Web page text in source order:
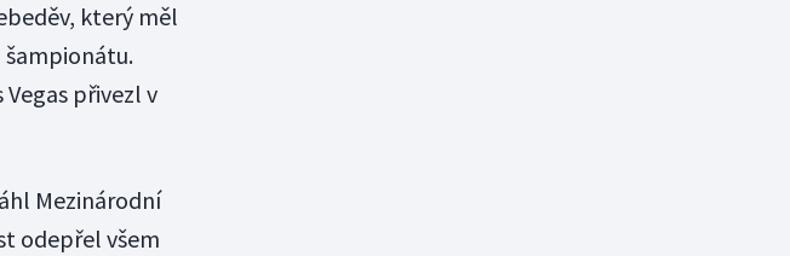
který měl
přivezl v
Mezinárodní
odepřel všem